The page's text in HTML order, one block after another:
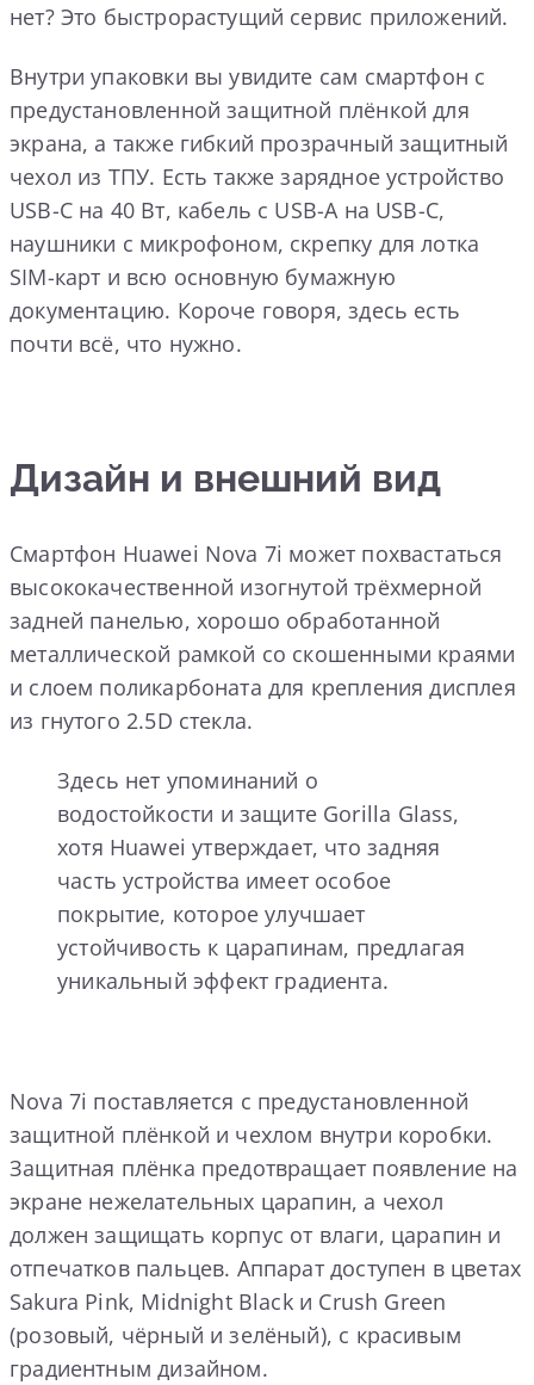
нет? Это быстрорастущий сервис приложений.
Внутри упаковки вы увидите сам смартфон с
предустановленной защитной плёнкой для
экрана, а также гибкий прозрачный защитный
чехол из ТПУ. Есть также зарядное устройство
USB-C на 40 Вт, кабель с USB-A на USB-C,
наушники с микрофоном, скрепку для лотка
SIM-карт и всю основную бумажную
документацию. Короче говоря, здесь есть
почти всё, что нужно.
Дизайн и внешний вид
Смартфон Huawei Nova 7i может похвастаться
высококачественной изогнутой трёхмерной
задней панелью, хорошо обработанной
металлической рамкой со скошенными краями
и слоем поликарбоната для крепления дисплея
из гнутого 2.5D стекла.
Здесь нет упоминаний о
водостойкости и защите Gorilla Glass,
хотя Huawei утверждает, что задняя
часть устройства имеет особое
покрытие, которое улучшает
устойчивость к царапинам, предлагая
уникальный эффект градиента.
Nova 7i поставляется с предустановленной
защитной плёнкой и чехлом внутри коробки.
Защитная плёнка предотвращает появление на
экране нежелательных царапин, а чехол
должен защищать корпус от влаги, царапин и
отпечатков пальцев. Аппарат доступен в цветах
Sakura Pink, Midnight Black и Crush Green
(розовый, чёрный и зелёный), с красивым
градиентным дизайном.